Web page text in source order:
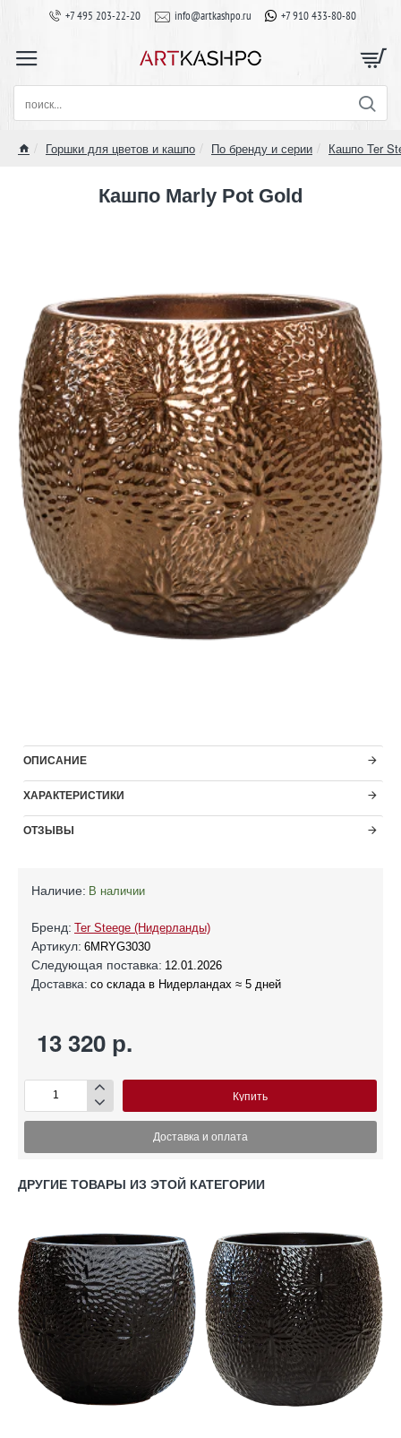
+7 495 203-22-20 info@artkashpo.ru +7 910 433-80-80
поиск...
Горшки для цветов и кашпо По бренду и серии Кашпо Ter
Кашпо Marly Pot Gold
ОПИСАНИЕ
ХАРАКТЕРИСТИКИ
ОТЗЫВЫ
Наличие: В наличии
Бренд: Ter Steege (Нидерланды)
Артикул: 6MRYG3030
Следующая поставка: 12.01.2026
Доставка: со склада в Нидерландах ≈ 5 дней
13 320 р.
Купить
Доставка и оплата
ДРУГИЕ ТОВАРЫ ИЗ ЭТОЙ КАТЕГОРИИ